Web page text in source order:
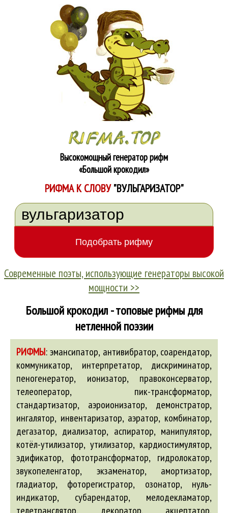
Высокомощный генератор рифм
«Большой крокодил»
РИФМА К СЛОВУ"ВУЛЬГАРИЗАТОР"
Современные поэты, использующие генераторы высокой
мощности >>
Большой крокодил - топовые рифмы для
нетленной поэзии
РИФМЫ:эмансипатор, антивибратор, соарендатор,
коммуникатор, интерпретатор, дискриминатор,
пеногенератор, ионизатор, правоконсерватор,
телеоператор, пик-трансформатор,
стандартизатор, аэроионизатор, демонстратор,
ингалятор, инвентаризатор, аэратор, комбинатор,
дегазатор, диализатор, аспиратор, манипулятор,
котёл-утилизатор, утилизатор, кардиостимулятор,
эдификатор, фототрансформатор, гидролокатор,
звукопеленгатор, экзаменатор, амортизатор,
гладиатор, фоторегистратор, озонатор, нуль-
индикатор, субарендатор, мелодекламатор,